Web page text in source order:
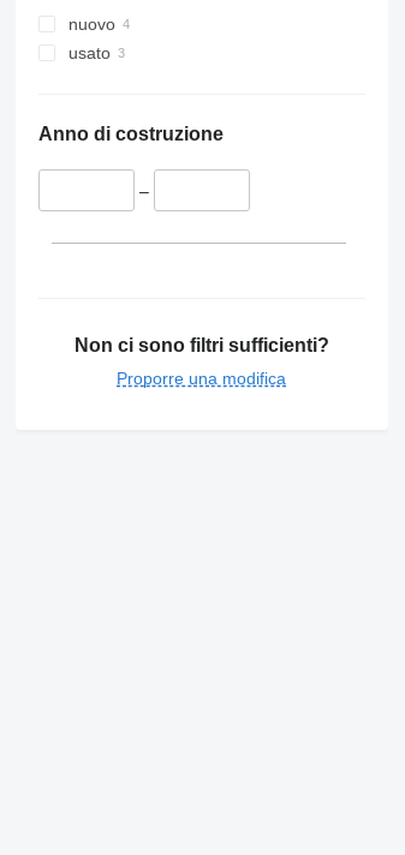
nuovo
usato
Anno di costruzione
–
Non ci sono filtri sufficienti?
Proporre una modifica